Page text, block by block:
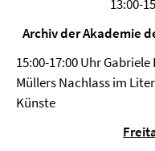
13:00-
Archiv der Akademie
15:00-17:00 Uhr
Müllers Nachlass im
Künste